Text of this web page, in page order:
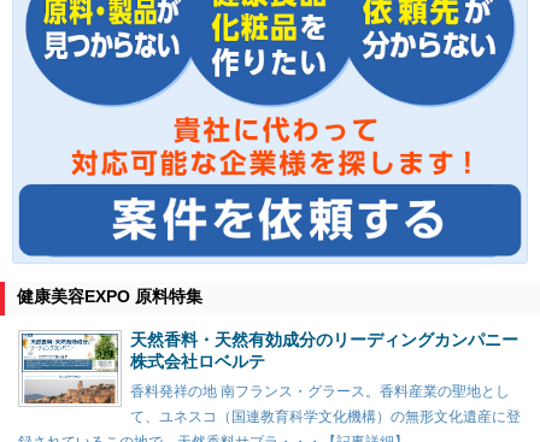
健康美容EXPO 原料特集
天然香料・天然有効成分のリーディングカンパニー
株式会社ロベルテ
香料発祥の地 南フランス・グラース。香料産業の聖地とし
て、ユネスコ（国連教育科学文化機構）の無形文化遺産に登